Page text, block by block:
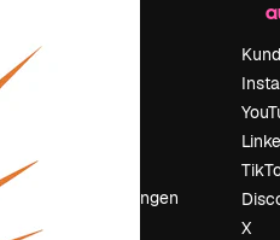
Veranstaltungen
X